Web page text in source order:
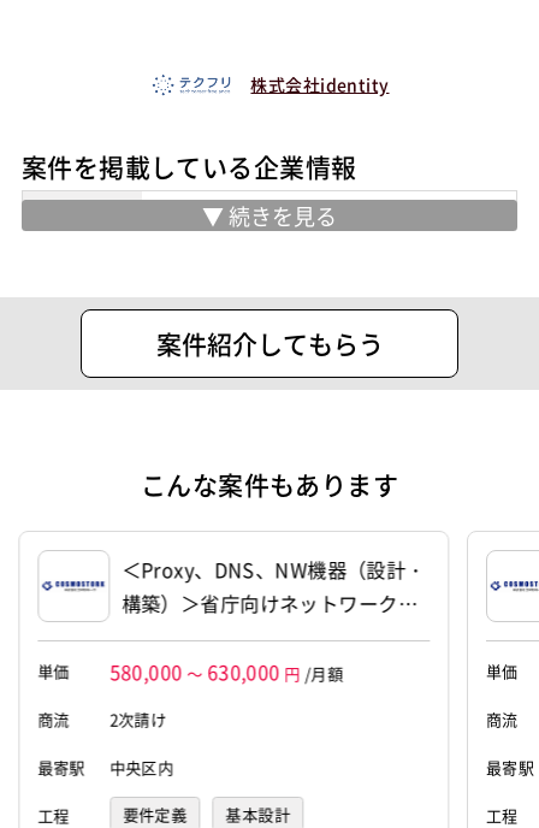
株式会社identity
案件を掲載している企業情報
テクフリ（https://freelance.techcaree
エンジニア、プログラマー、クリエイタ
ーの採用支援をいたします。
&中間マージン10%案件多数
最大15万円(/月)給付、正社員並みの安
心感
3.「手厚いサポート」：案件のご紹介は
カウンセラーが徹底サポート
4.「リモート・在宅案件多数」：公開案
件の約70%がリモート・在宅可
港区赤坂一丁目8番1号 赤坂インターシ
案件紹介してもらう
こんな案件もあります
＜Proxy、DNS、NW機器（設計・
構築）＞省庁向けネットワークリ
プレース支援（11590）
単価 580,000 ～ 630,000 円 /月額
商流
2次請け
最寄駅 中央区内
工程 要件定義 基本設計
単価
商流
最寄駅
工程